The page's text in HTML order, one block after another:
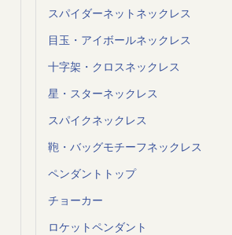
スパイダーネットネックレス
目玉・アイボールネックレス
十字架・クロスネックレス
星・スターネックレス
スパイクネックレス
鞄・バッグモチーフネックレス
ペンダントトップ
チョーカー
ロケットペンダント